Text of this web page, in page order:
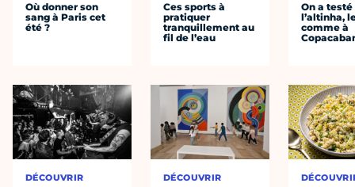
Où donner son
sang à Paris cet
été ?
DÉCOUVRIR
Ces sports à
pratiquer
tranquillement au
fil de l’eau
DÉCOUVRIR
On a testé
l’altinha,
comme à